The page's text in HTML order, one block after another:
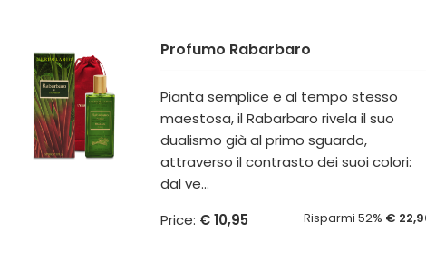
Profumo Rabarbaro
Pianta semplice e al tempo stesso
maestosa, il Rabarbaro rivela il suo
dualismo già al primo sguardo,
attraverso il contrasto dei suoi colori:
dal ve...
Price: € 10,95 Risparmi 52% €